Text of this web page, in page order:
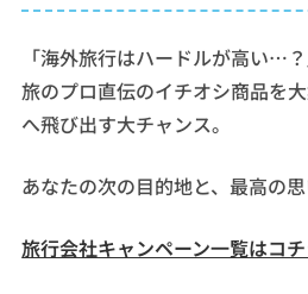
「海外旅行はハードルが高い…
旅のプロ直伝のイチオシ商品を
へ飛び出す大チャンス。
あなたの次の目的地と、最高の
旅行会社キャンペーン一覧はコ